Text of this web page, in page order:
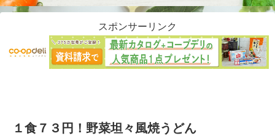
スポンサーリンク
１食７３円！野菜坦々風焼うどん